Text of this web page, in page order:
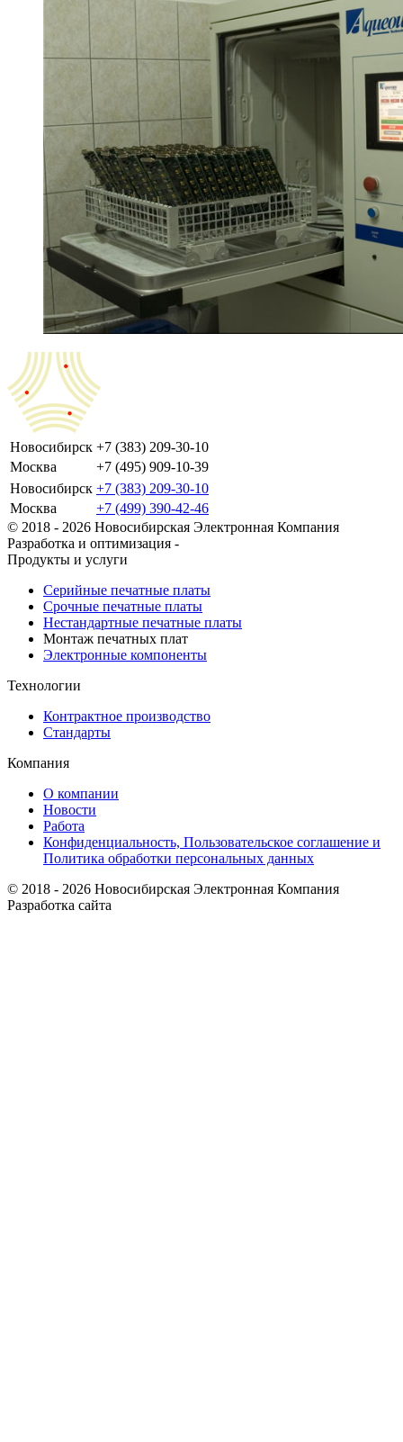
Новосибирск +7 (383) 209-30-10
Москва
+7 (495) 909-10-39
Новосибирск +7 (383) 209-30-10
Москва
+7 (499) 390-42-46
© 2018 - 2026 Новосибирская Электронная Компания
Разработка и оптимизация -
Продукты и услуги
Серийные печатные платы
Срочные печатные платы
Нестандартные печатные платы
Монтаж печатных плат
Электронные компоненты
Технологии
Контрактное производство
Стандарты
Компания
О компании
Новости
Работа
Конфиденциальность, Пользовательское соглашение и
Политика обработки персональных данных
© 2018 - 2026 Новосибирская Электронная Компания
Разработка сайта